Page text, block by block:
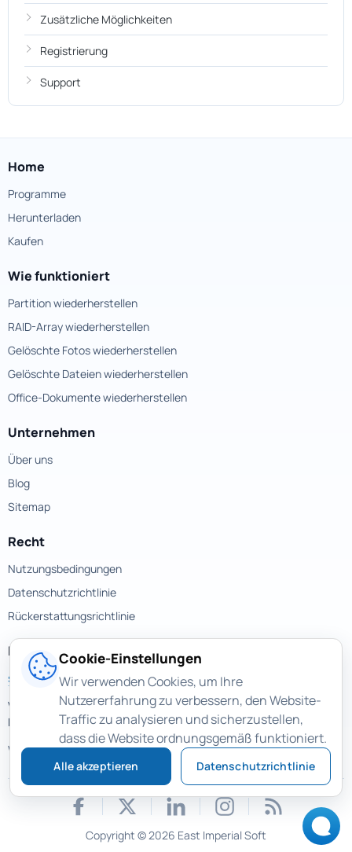
Zusätzliche Möglichkeiten
Registrierung
Support
Home
Programme
Herunterladen
Kaufen
Wie funktioniert
Partition wiederherstellen
RAID-Array wiederherstellen
Gelöschte Fotos wiederherstellen
Gelöschte Dateien wiederherstellen
Office-Dokumente wiederherstellen
Unternehmen
Über uns
Blog
Sitemap
Recht
Nutzungsbedingungen
Datenschutzrichtlinie
Rückerstattungsrichtlinie
Kontakte
support@magicuneraser.com
Velyka Vasylkivska street, 77a
Kyiv, Ukraine
Weitere Kontakte >
Copyright © 2026 East Imperial Soft
Cookie-Einstellungen
Wir verwenden Cookies, um Ihre
Nutzererfahrung zu verbessern, den Website-
Traffic zu analysieren und sicherzustellen,
dass die Website ordnungsgemäß funktioniert.
Alle akzeptieren Datenschutzrichtlinie